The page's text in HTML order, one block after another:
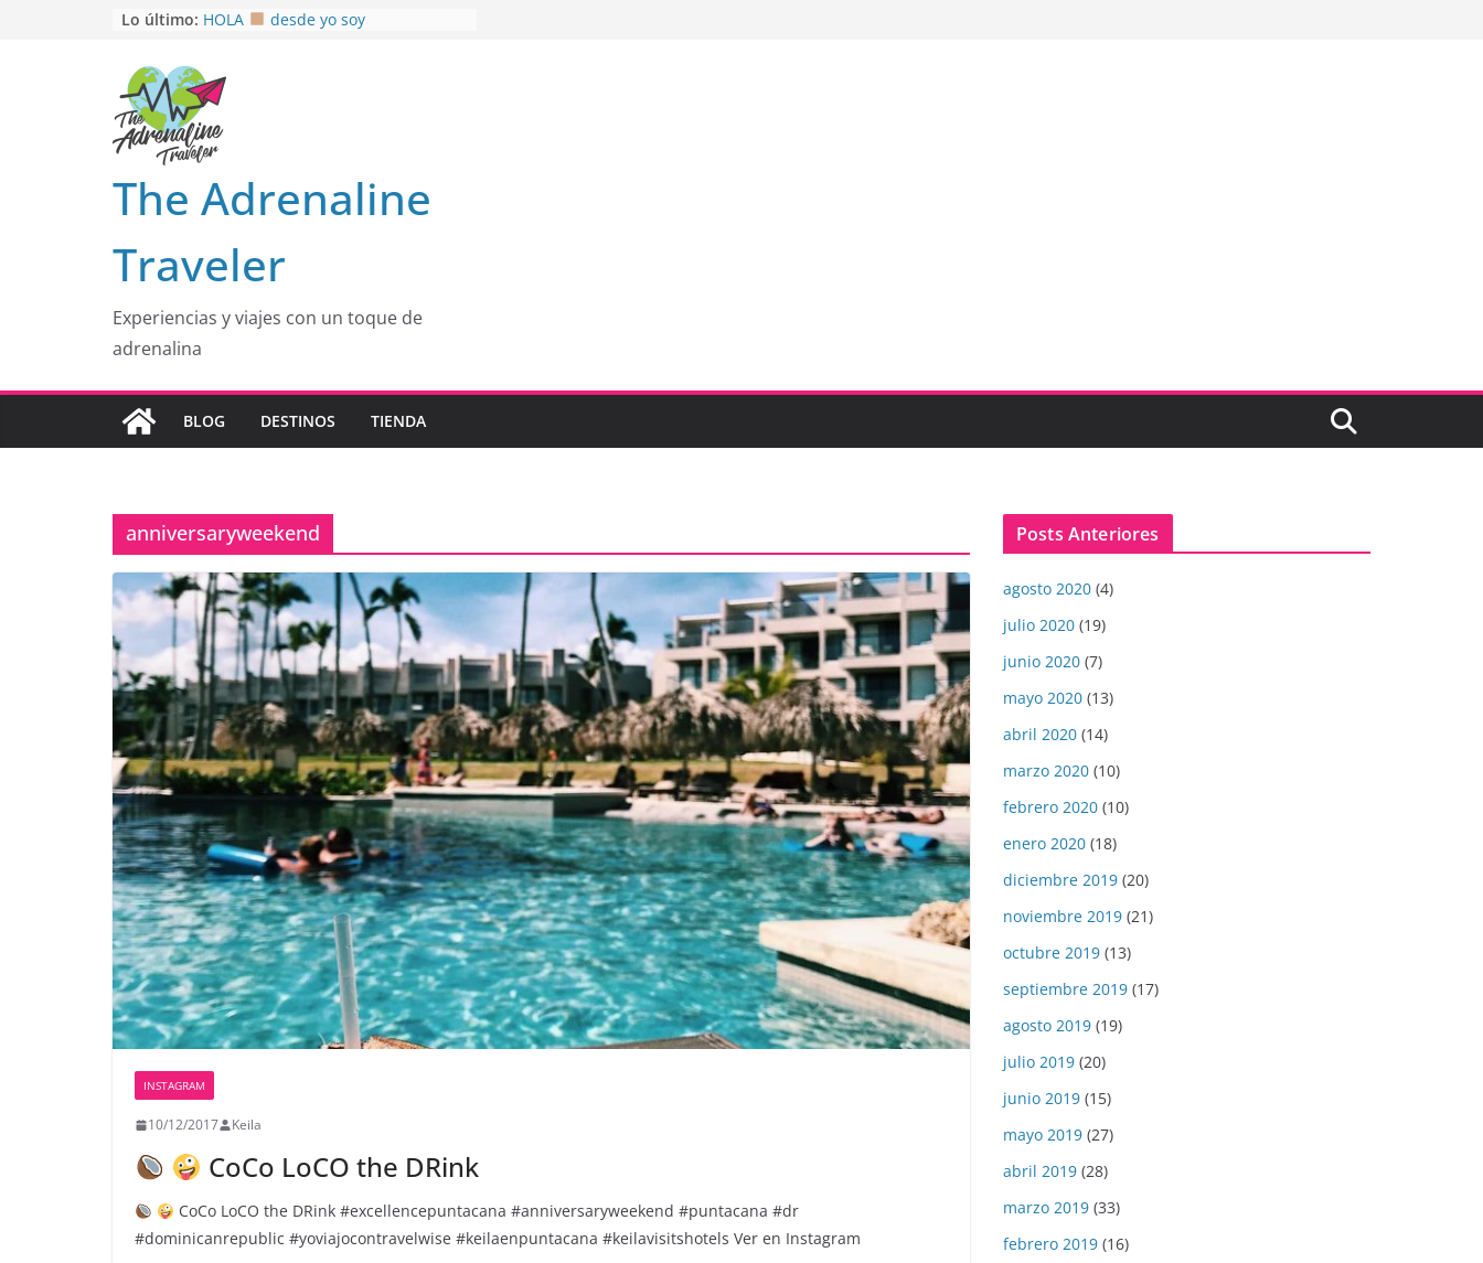
Lo último: HOLA
desde yo soy
EL SENDERO DEL CACAO: Excelente
opción
HOSPEDAJE AL NATURALSHH !!
En
MULITO!
The Adrenaline
Traveler
Experiencias y viajes con un toque de
adrenalina
BLOG DESTINOS TIENDA
anniversaryweekend
INSTAGRAM
10/12/2017 Keila
CoCo LoCO the DRink
CoCo LoCO the DRink #excellencepuntacana #anniversaryweekend #puntacana #dr
#dominicanrepublic #yoviajocontravelwise #keilaenpuntacana #keilavisitshotels Ver en Instagram
Posts Anteriores
agosto 2020 (4)
julio 2020 (19)
junio 2020 (7)
mayo 2020 (13)
abril 2020 (14)
marzo 2020 (10)
febrero 2020 (10)
enero 2020 (18)
diciembre 2019 (20)
noviembre 2019 (21)
octubre 2019 (13)
septiembre 2019 (17)
agosto 2019 (19)
julio 2019 (20)
junio 2019 (15)
mayo 2019 (27)
abril 2019 (28)
marzo 2019 (33)
febrero 2019 (16)